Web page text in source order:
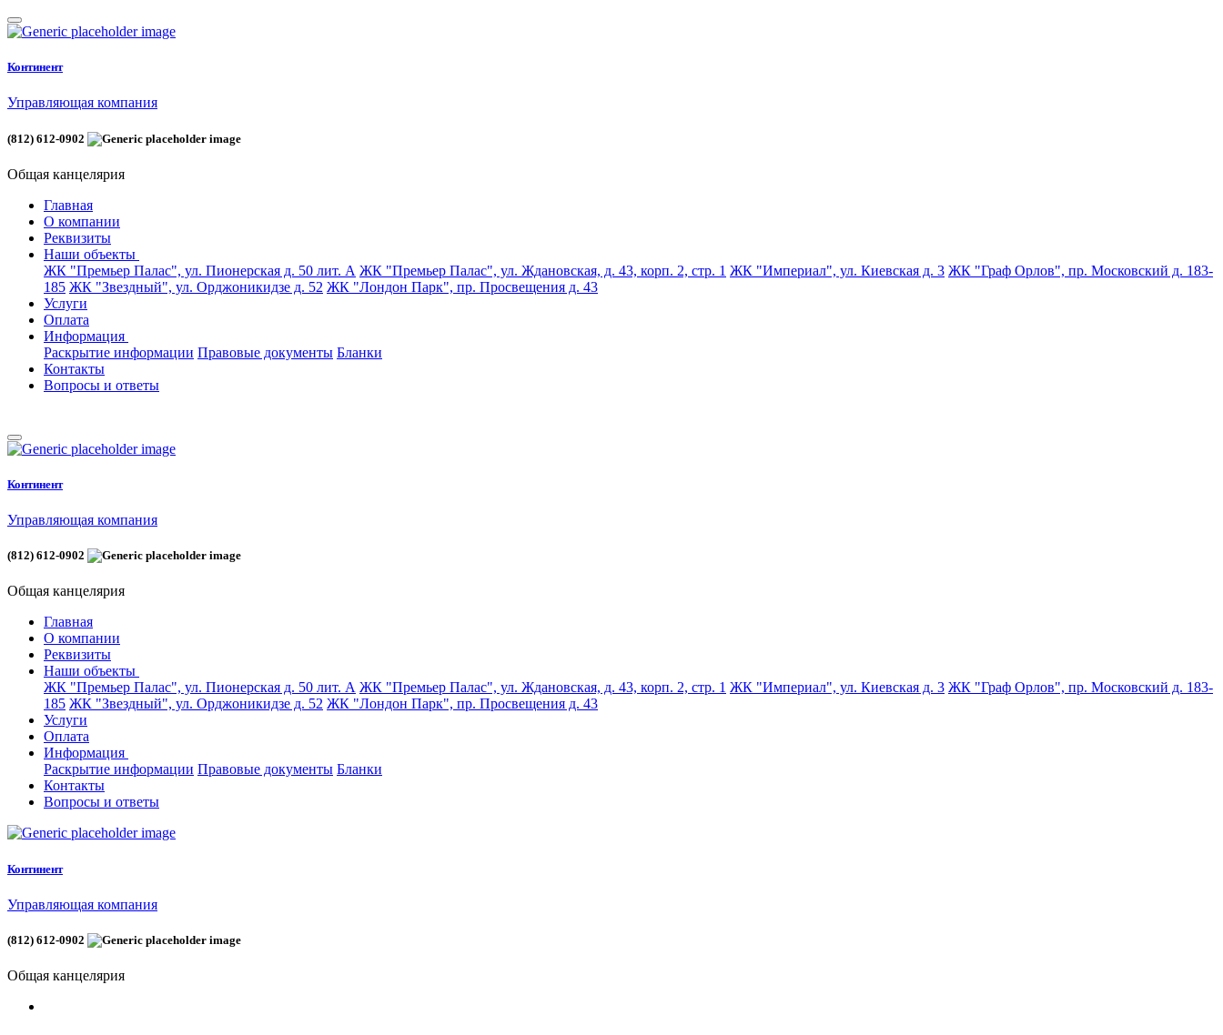
Континент
Управляющая компания
(812) 612-0902
Общая канцелярия
Главная
О компании
Реквизиты
Наши объекты
ЖК "Премьер Палас", ул. Пионерская д. 50 лит. А ЖК "Премьер Палас", ул. Ждановская, д. 43, корп. 2, стр. 1 ЖК "Империал", ул. Киевская д. 3 ЖК "Граф Орлов", пр. Московский д. 183-
185 ЖК "Звездный", ул. Орджоникидзе д. 52 ЖК "Лондон Парк", пр. Просвещения д. 43
Услуги
Оплата
Информация
Раскрытие информации Правовые документы Бланки
Контакты
Вопросы и ответы
Континент
Управляющая компания
(812) 612-0902
Общая канцелярия
Главная
О компании
Реквизиты
Наши объекты
ЖК "Премьер Палас", ул. Пионерская д. 50 лит. А ЖК "Премьер Палас", ул. Ждановская, д. 43, корп. 2, стр. 1 ЖК "Империал", ул. Киевская д. 3 ЖК "Граф Орлов", пр. Московский д. 183-
185 ЖК "Звездный", ул. Орджоникидзе д. 52 ЖК "Лондон Парк", пр. Просвещения д. 43
Услуги
Оплата
Информация
Раскрытие информации Правовые документы Бланки
Контакты
Вопросы и ответы
Континент
Управляющая компания
(812) 612-0902
Общая канцелярия